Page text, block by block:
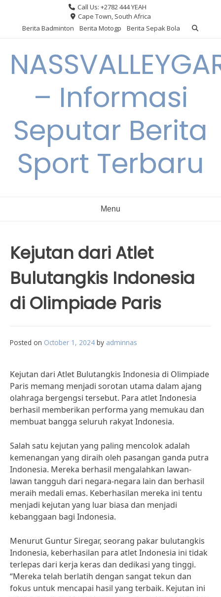
content
Call Us: +2782 444 YEAH
Cape Town, South Africa
Berita Badminton
Berita Motogp Berita Sepak Bola
– Informasi
Seputar Berita
Sport Terbaru
Menu
Kejutan dari Atlet
Bulutangkis Indonesia
di Olimpiade Paris
Posted on October 1, 2024 by adminnas
Kejutan dari Atlet Bulutangkis Indonesia di Olimpiade
Paris memang menjadi sorotan utama dalam ajang
olahraga bergengsi tersebut. Para atlet Indonesia
berhasil memberikan performa yang memukau dan
membuat bangga seluruh rakyat Indonesia.
Salah satu kejutan yang paling mencolok adalah
kemenangan yang diraih oleh pasangan ganda putra
Indonesia. Mereka berhasil mengalahkan lawan-
lawan tangguh dari negara-negara lain dan berhasil
meraih medali emas. Keberhasilan mereka ini tentu
menjadi kejutan yang luar biasa dan menjadi
kebanggaan bagi Indonesia.
Menurut Guntur Siregar, seorang pakar bulutangkis
Indonesia, keberhasilan para atlet Indonesia ini tidak
terlepas dari kerja keras dan dedikasi yang tinggi.
“Mereka telah berlatih dengan sangat tekun dan
fokus untuk mencapai hasil yang terbaik. Kejutan ini